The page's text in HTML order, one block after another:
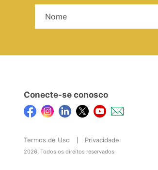
Conecte-se conosco
Termos de Uso Privacidade
2026, Todos os direitos reservados